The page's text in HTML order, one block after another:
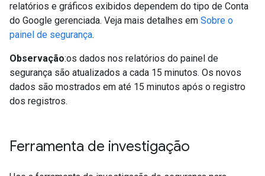
relatórios e gráficos exibidos dependem do tipo de Conta
do Google gerenciada. Veja mais detalhes em Sobre o
painel de segurança.
Observação:os dados nos relatórios do painel de
segurança são atualizados a cada 15 minutos. Os novos
dados são mostrados em até 15 minutos após o registro
dos registros.
Ferramenta de investigação